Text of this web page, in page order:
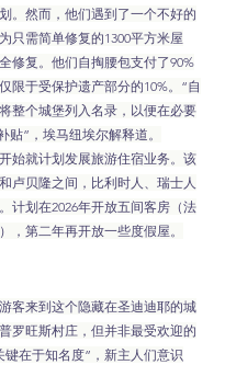
。然而，他们遇到了一个不好的
只需简单修复的1300平方米屋
修复。他们自掏腰包支付了90%
限于受保护遗产部分的10%。“自
整个城堡列入名录，以便在必要
贴”，埃马纽埃尔解释道。
始就计划发展旅游住宿业务。该
卢贝隆之间，比利时人、瑞士人
计划在2026年开放五间客房（法
，第二年再开放一些度假屋。
客来到这个隐藏在圣迪迪耶的城
罗旺斯村庄，但并非最受欢迎的
键在于知名度”，新主人们意识